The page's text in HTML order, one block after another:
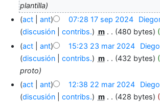
plantilla
act
ant 07:28 17 sep 2024
discusión
contribs. m 480 bytes
act
ant 15:23 23 mar 2024
discusión
contribs. m 432 bytes
proto
act
ant 12:38 22 mar 2024
discusión
contribs. m 428 bytes